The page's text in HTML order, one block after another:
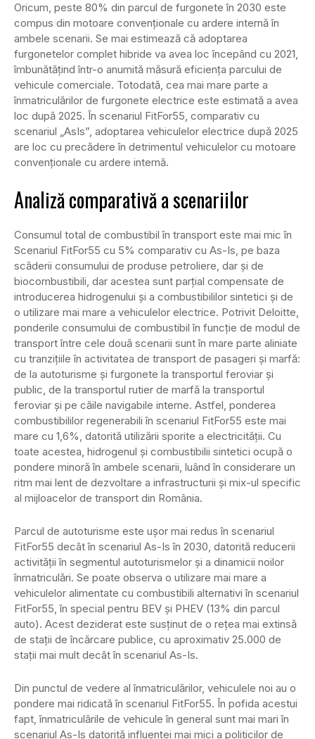
Oricum, peste 80% din parcul de furgonete în 2030 este
compus din motoare convenționale cu ardere internă în
ambele scenarii. Se mai estimează că adoptarea
furgonetelor complet hibride va avea loc începând cu 2021,
îmbunătățind într-o anumită măsură eficiența parcului de
vehicule comerciale. Totodată, cea mai mare parte a
înmatriculărilor de furgonete electrice este estimată a avea
loc după 2025. În scenariul FitFor55, comparativ cu
scenariul „AsIs”, adoptarea vehiculelor electrice după 2025
are loc cu precădere în detrimentul vehiculelor cu motoare
convenționale cu ardere internă.
Analiză comparativă a scenariilor
Consumul total de combustibil în transport este mai mic în
Scenariul FitFor55 cu 5% comparativ cu As-Is, pe baza
scăderii consumului de produse petroliere, dar și de
biocombustibili, dar acestea sunt parțial compensate de
introducerea hidrogenului și a combustibililor sintetici și de
o utilizare mai mare a vehiculelor electrice. Potrivit Deloitte,
ponderile consumului de combustibil în funcție de modul de
transport între cele două scenarii sunt în mare parte aliniate
cu tranzițiile în activitatea de transport de pasageri și marfă:
de la autoturisme și furgonete la transportul feroviar și
public, de la transportul rutier de marfă la transportul
feroviar și pe căile navigabile interne. Astfel, ponderea
combustibililor regenerabili în scenariul FitFor55 este mai
mare cu 1,6%, datorită utilizării sporite a electricității. Cu
toate acestea, hidrogenul și combustibilii sintetici ocupă o
pondere minoră în ambele scenarii, luând în considerare un
ritm mai lent de dezvoltare a infrastructurii și mix-ul specific
al mijloacelor de transport din România.
Parcul de autoturisme este ușor mai redus în scenariul
FitFor55 decât în scenariul As-Is în 2030, datorită reducerii
activității în segmentul autoturismelor și a dinamicii noilor
înmatriculări. Se poate observa o utilizare mai mare a
vehiculelor alimentate cu combustibili alternativi în scenariul
FitFor55, în special pentru BEV și PHEV (13% din parcul
auto). Acest deziderat este susținut de o rețea mai extinsă
de stații de încărcare publice, cu aproximativ 25.000 de
stații mai mult decât în scenariul As-Is.
Din punctul de vedere al înmatriculărilor, vehiculele noi au o
pondere mai ridicată în scenariul FitFor55. În pofida acestui
fapt, înmatriculările de vehicule în general sunt mai mari în
scenariul As-Is datorită influenței mai mici a politicilor de